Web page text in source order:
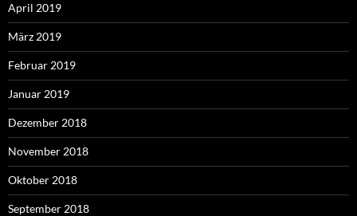
April 2019
März 2019
Februar 2019
Januar 2019
Dezember 2018
November 2018
Oktober 2018
September 2018